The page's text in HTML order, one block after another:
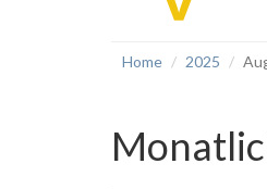
Home 2025